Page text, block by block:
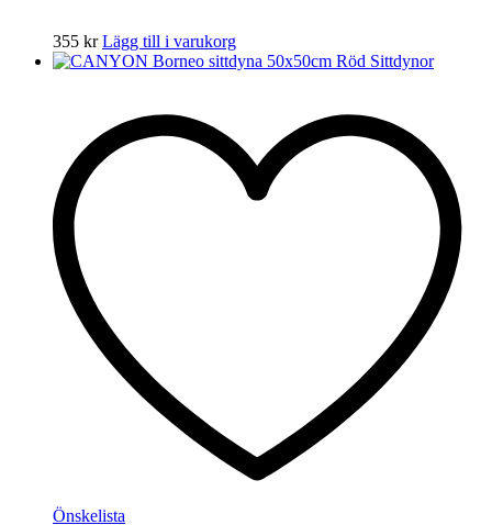
355 kr Lägg till i varukorg
Önskelista